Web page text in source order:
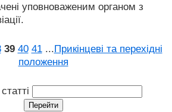
уповноваженим органом з
39 40 41 ...Прикінцеві та перехідні
положення